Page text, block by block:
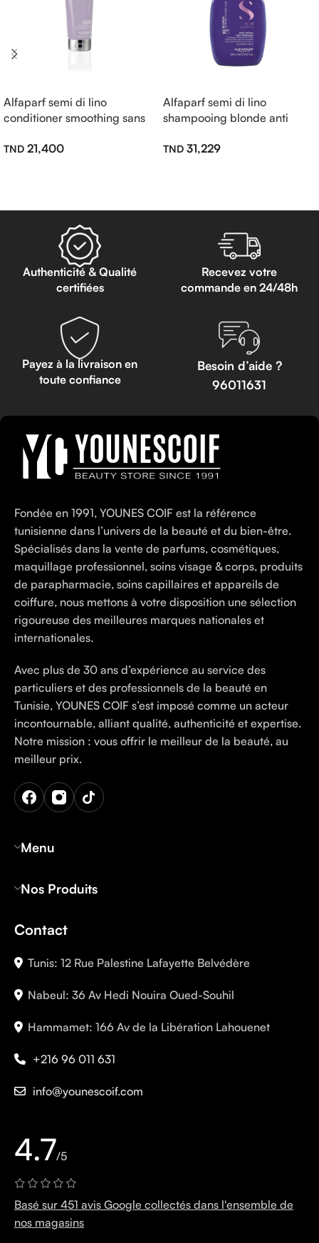
Alfaparf semi di lino
conditioner smoothing sans
21,400
Alfaparf semi di lino
shampooing blonde anti
31,229
Authenticité & Qualité
certifiées
Recevez votre
commande en 24/48h
Payez à la livraison en
toute confiance
Besoin d’aide ?
96011631
Fondée en 1991, YOUNES COIF est la référence
tunisienne dans l’univers de la beauté et du bien-être.
Spécialisés dans la vente de parfums, cosmétiques,
maquillage professionnel, soins visage & corps, produits
de parapharmacie, soins capillaires et appareils de
coiffure, nous mettons à votre disposition une sélection
rigoureuse des meilleures marques nationales et
internationales.
Avec plus de 30 ans d’expérience au service des
particuliers et des professionnels de la beauté en
Tunisie, YOUNES COIF s’est imposé comme un acteur
incontournable, alliant qualité, authenticité et expertise.
Notre mission : vous offrir le meilleur de la beauté, au
meilleur prix.
Menu
Nos Produits
Contact
Tunis: 12 Rue Palestine Lafayette Belvédère
Nabeul: 36 Av Hedi Nouira Oued-Souhil
Hammamet: 166 Av de la Libération Lahouenet
+216 96 011 631
info@younescoif.com
4.7/5
Basé sur 451 avis Google collectés dans l'ensemble de
nos magasins